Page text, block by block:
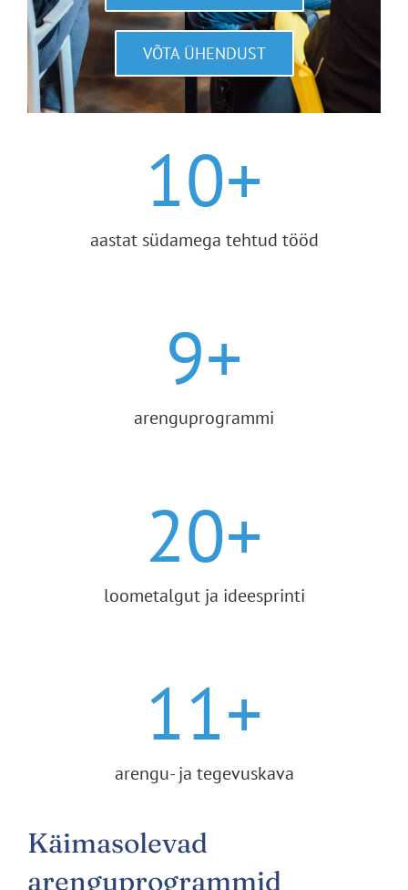
VÕTA ÜHENDUST
10+
aastat südamega tehtud tööd
9+
arenguprogrammi
20+
loometalgut ja ideesprinti
11+
arengu- ja tegevuskava
Käimasolevad
arenguprogrammid